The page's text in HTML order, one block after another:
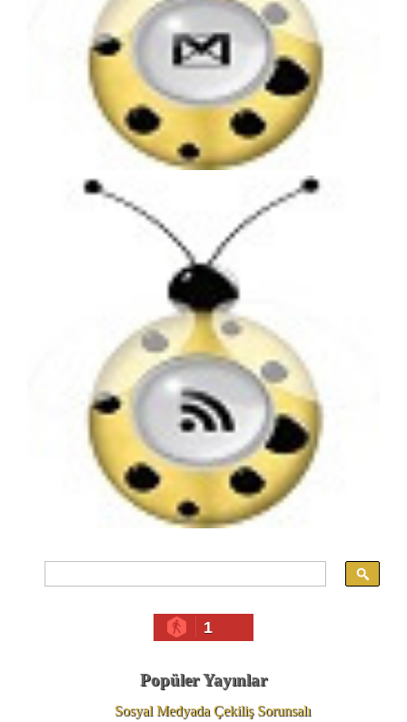
1
Popüler Yayınlar
Sosyal Medyada Çekiliş Sorunsalı